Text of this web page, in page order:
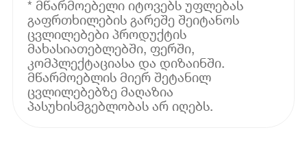
* მწარმოებელი იტოვებს უფლებას
გაფრთხილების გარეშე შეიტანოს
ცვლილებები პროდუქტის
მახასიათებლებში, ფერში,
კომპლექტაციასა და დიზაინში.
მწარმოებლის მიერ შეტანილ
ცვლილებებზე მაღაზია
პასუხისმგებლობას არ იღებს.